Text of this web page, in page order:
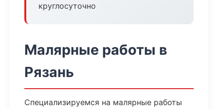
круглосуточно
Малярные работы в
Рязань
Специализируемся на малярные работы